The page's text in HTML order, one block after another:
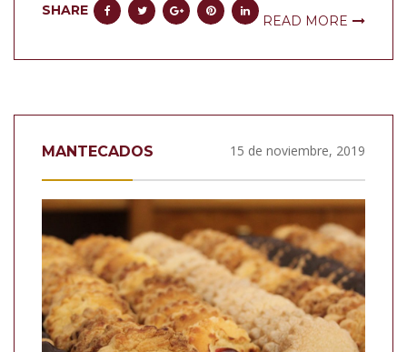
SHARE
READ MORE
MANTECADOS 15 de noviembre, 2019